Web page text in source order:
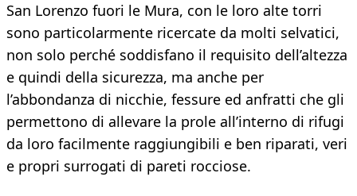
San Lorenzo fuori le Mura, con le loro alte torri
sono particolarmente ricercate da molti selvatici,
non solo perché soddisfano il requisito dell’altezza
e quindi della sicurezza, ma anche per
l’abbondanza di nicchie, fessure ed anfratti che gli
permettono di allevare la prole all’interno di rifugi
da loro facilmente raggiungibili e ben riparati, veri
e propri surrogati di pareti rocciose.